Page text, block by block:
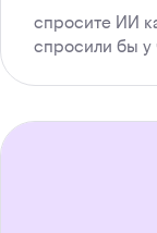
спросите ИИ
спросили бы у